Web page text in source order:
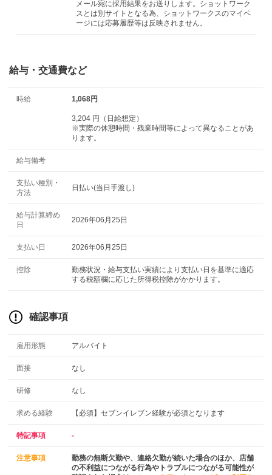
メール宛に採用結果をお送りします。ショットワーク
スとは別サイトとなる為、ショットワークスのマイペ
ージには応募履歴等は反映されません。
給与・交通費など
時給 1,068円
3,204 円（日給想定）
※実際の休憩時間・残業時間等によって異なることがあ
ります。
給与備考
支払い種別・
方法
日払い(当日手渡し)
給与計算締め
日
2026年06月25日
支払い日 2026年06月25日
控除
勤務状況・給与支払い実績により支払い日を基準に適応
する税額欄に応じた所得税控除がかかります。
確認事項
雇用形態 アルバイト
面接 なし
研修 なし
求める経験 【必須】セブンイレブン経験が必須となります
特記事項 -
注意事項
勤務の無断欠勤や、連絡欠勤が続いた場合のほか、店舗
の不利益につながる行為やトラブルにつながる可能性が